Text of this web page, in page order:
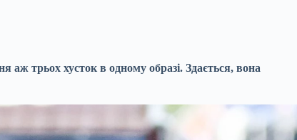
аж трьох хусток в одному образі. Здається, вона